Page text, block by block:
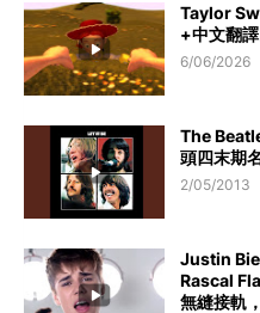
Taylor
+中文翻
6/06/2026
The
頭四末期
2/05/2013
Justin
Rascal
無縫接軌